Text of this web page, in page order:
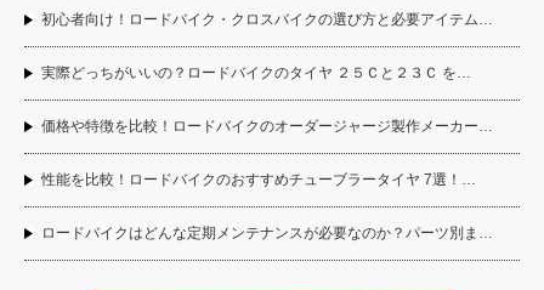
初心者向け！ロードバイク・クロスバイクの選び方と必要アイテム…
実際どっちがいいの？ロードバイクのタイヤ ２５Ｃと２３Ｃ を…
価格や特徴を比較！ロードバイクのオーダージャージ製作メーカー…
性能を比較！ロードバイクのおすすめチューブラータイヤ 7選！…
ロードバイクはどんな定期メンテナンスが必要なのか？パーツ別ま…